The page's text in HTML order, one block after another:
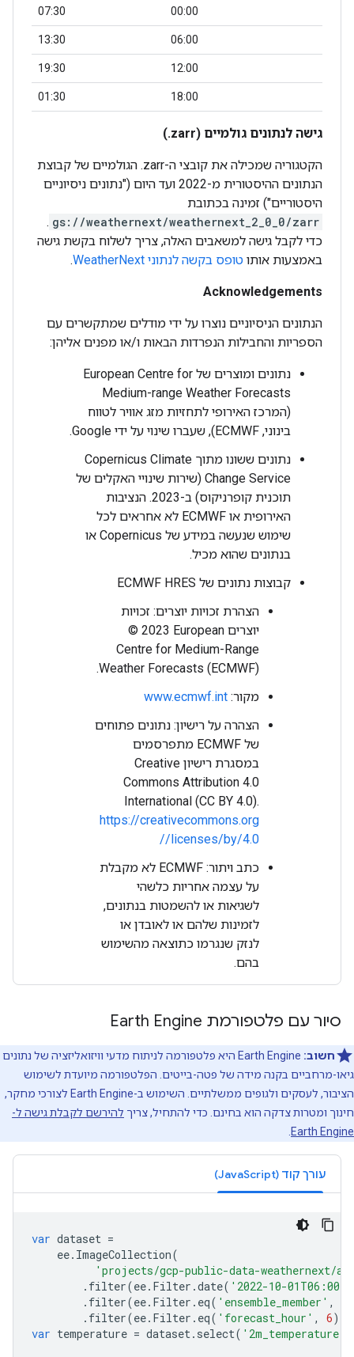
00:00
07:30
06:00
13:30
12:00
19:30
18:00
01:30
גישה לנתונים גולמיים (‎.zarr)
הקטגוריה שמכילה את קובצי ה-‎ .zarrהגולמיים של קבוצת
הנתונים ההיסטורית מ-2022 ועד היום ("נתונים ניסיוניים
היסטוריים") זמינה בכתובת
gs://weathernext/weathernext_2_0_0/zarr
.
כדי לקבל גישה למשאבים האלה, צריך לשלוח בקשת גישה
באמצעות אותו טופס בקשה לנתוני WeatherNext .
Acknowledgements
הנתונים הניסיוניים נוצרו על ידי מודלים שמתקשרים עם
הספריות והחבילות הנפרדות הבאות ו/או מפנים אליהן:
נתונים ומוצרים של European Centre for
Medium-range Weather Forecasts
(המרכז האירופי לתחזיות מזג אוויר לטווח
בינוני, ECMWF), שעברו שינוי על ידי Google.
נתונים ששונו מתוך Copernicus Climate
Change Service (שירות שינויי האקלים של
תוכנית קופרניקוס) ב-2023. הנציבות
האירופית או ECMWF לא אחראים לכל
שימוש שנעשה במידע של Copernicus או
בנתונים שהוא מכיל.
קבוצות נתונים של ECMWF HRES
הצהרת זכויות יוצרים: זכויות
יוצרים ‎© 2023 European
Centre for Medium-Range
Weather Forecasts (ECMWF).
מקור: www.ecmwf.int
הצהרה על רישיון: נתונים פתוחים
של ECMWF מתפרסמים
במסגרת רישיון Creative
Commons Attribution 4.0
International (CC BY 4.0).
https://creativecommons.org
/licenses/by/4.0/
כתב ויתור: ‏ECMWF לא מקבלת
על עצמה אחריות כלשהי
לשגיאות או להשמטות בנתונים,
לזמינות שלהם או לאובדן או
לנזק שנגרמו כתוצאה מהשימוש
בהם.
סיור עם פלטפורמת Earth Engine
חשוב:
‫Earth Engine היא פלטפורמה לניתוח מדעי וויזואליזציה של נתונים
גיאו-מרחביים בקנה מידה של פטה-בייטים. הפלטפורמה מיועדת לשימוש
הציבור, לעסקים ולגופים ממשלתיים. השימוש ב-Earth Engine לצורכי מחקר,
חינוך ומטרות צדקה הוא בחינם. כדי להתחיל, צריך להירשם לקבלת גישה ל-
Earth Engine
עורך קוד (JavaScript)
var dataset =
ee. ImageCollection(
'projects/gcp-public-data-weathernext/
. filter(ee. Filter .date( '2022-10-
. filter(ee. Filter . eq( 'ensemble_member' ,
. filter(ee. Filter . eq( 'forecast_hour' , 6));
var temperature = dataset. select( '2m_temperature'